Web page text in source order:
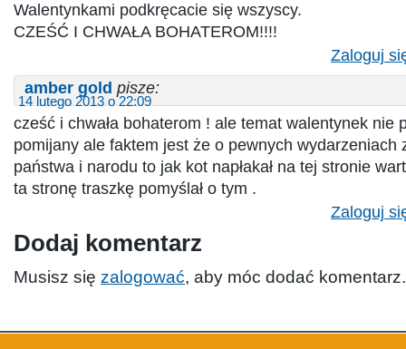
Walentynkami podkręcacie się wszyscy.
CZEŚĆ I CHWAŁA BOHATEROM!!!!
Zaloguj
amber gold pisze:
14 lutego 2013 o 22:09
cześć i chwała bohaterom ! ale temat walentynek nie
pomijany ale faktem jest że o pewnych wydarzeniach
państwa i narodu to jak kot napłakał na tej stronie
ta stronę traszkę pomyślał o tym .
Zaloguj
Dodaj komentarz
Musisz się zalogować, aby móc dodać komentarz.